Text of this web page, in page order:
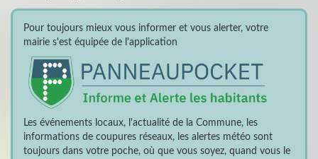
Pour toujours mieux vous informer et vous alerter, votre
mairie s'est équipée de l'application
Les événements locaux, l'actualité de la Commune, les
informations de coupures réseaux, les alertes météo sont
toujours dans votre poche, où que vous soyez, quand vous le